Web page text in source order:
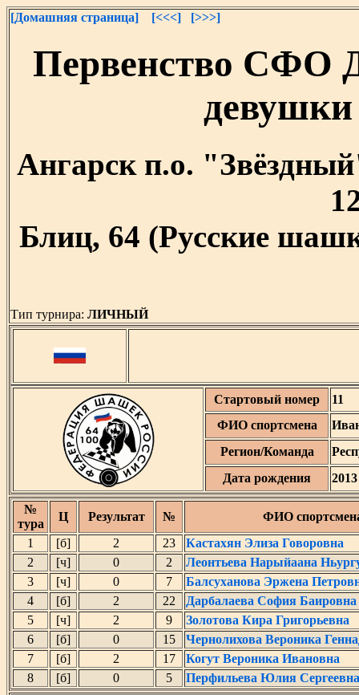
[Домашняя страница] [<<<] [>>>]
Первенство СФО
Ангарск п.о.
Блиц, 64 (Русские
Тип турнира: ЛИЧНЫЙ
Стартовый номер
11
ФИО спортсмена
Регион/Команда
Дата рождения
2013
№
тура
Ц Результат №
ФИО
1
[б] 2 23
Кастахян Элиза Говоровна
2
[ч] 0 2
Леонтьева Нарыйаана
3
[ч] 0 7
Балсуханова Эржена
4
[б] 2 22
Дарбалаева София Баировна
5
[ч] 2 9
Золотова Кира Григорьевна
6
[б] 0 15
Чернолихова Вероника
7
[б] 2 17
Когут Вероника Ивановна
8
[б] 0 5
Перфильева Юлия Сергеевна